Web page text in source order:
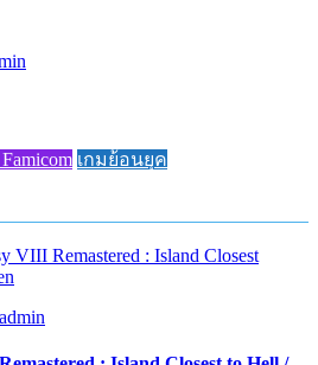
เกมย้อนยุค
admin